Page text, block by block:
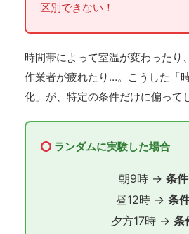
区別できない！
時間帯によって室温が変わったり
作業者が疲れたり…。こうした「
化」が、特定の条件だけに偏って
ランダムに実験した場合
朝9時 → 条
昼12時 → 条
夕方17時 → 条